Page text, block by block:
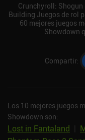
Crunchyroll: Shogun
Building Juegos de rol
60 mejores juegos
Showdown
Compartir:
Los 10 mejores juegos
Showdown son:
Lost in Fantaland